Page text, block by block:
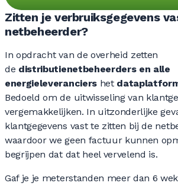
Zitten je verbruiksgegevens
netbeheerder?
In opdracht van de overheid zetten
de distributienetbeheerders en alle
energieleveranciershet
Bedoeld om de uitwisseling van
vergemakkelijken. In uitzonderlijke
klantgegevens vast te zitten bij de
waardoor we geen factuur kunnen
begrijpen dat dat heel vervelend is.
Gaf je je meterstanden meer dan 6